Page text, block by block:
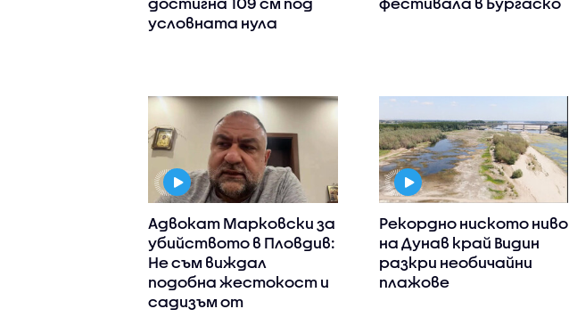
условната нула
Адвокат Марковски за
убийството в Пловдив:
Не съм виждал
подобна жестокост и
садизъм от
Рекордно ниското ниво
на Дунав край Видин
разкри необичайни
плажове